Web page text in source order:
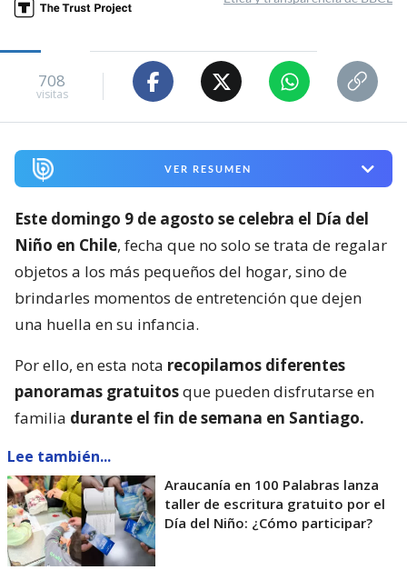
708
visitas
VER RESUMEN
Este domingo 9 de agosto se celebra el Día del
Niño en Chile, fecha que no solo se trata de regalar
objetos a los más pequeños del hogar, sino de
brindarles momentos de entretención que dejen
una huella en su infancia.
Por ello, en esta nota recopilamos diferentes
panoramas gratuitosque pueden disfrutarse en
familia durante el fin de semana en Santiago.
Lee también...
Araucanía en 100 Palabras lanza
taller de escritura gratuito por el
Día del Niño: ¿Cómo participar?